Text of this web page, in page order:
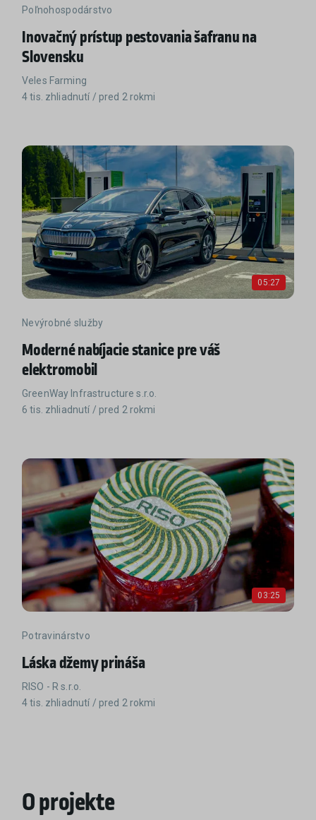
Poľnohospodárstvo
Inovačný prístup pestovania šafranu na
Slovensku
Veles Farming
4 tis. zhliadnutí / pred 2 rokmi
05:27
Nevýrobné služby
Moderné nabíjacie stanice pre váš
elektromobil
GreenWay Infrastructure s.r.o.
6 tis. zhliadnutí / pred 2 rokmi
03:25
Potravinárstvo
Láska džemy prináša
RISO - R s.r.o.
4 tis. zhliadnutí / pred 2 rokmi
O projekte